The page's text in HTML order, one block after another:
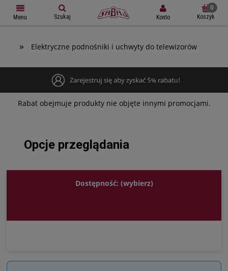
Menu Szukaj Konto Koszyk
» Elektryczne podnośniki i uchwyty do telewizorów
Rabat obejmuje produkty nie objęte innymi promocjami.
Opcje przeglądania
Dostępność: (wybierz)